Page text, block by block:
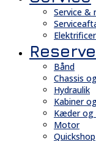
Service &
Bånd
Chassis
Hydraulik
Kabiner
Kæder og
Motor
Quickshop